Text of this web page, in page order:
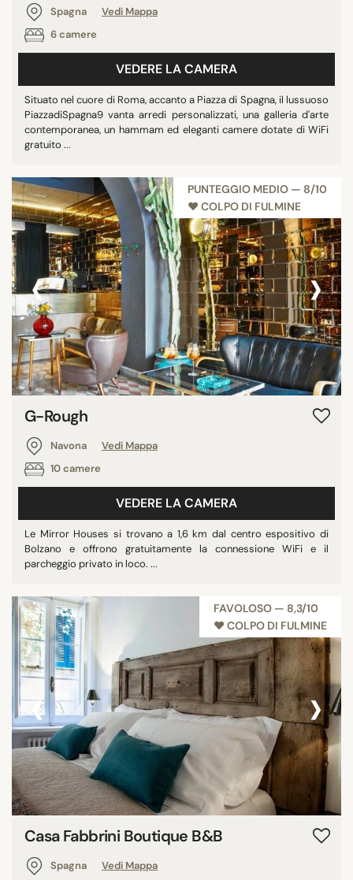
Spagna
Vedi Mappa
6 camere
VEDERE LA CAMERA
Situato nel cuore di Roma, accanto a Piazza di Spagna, il lussuoso
PiazzadiSpagna9 vanta arredi personalizzati, una galleria d'arte
contemporanea, un hammam ed eleganti camere dotate di WiFi
gratuito ...
PUNTEGGIO MEDIO — 8/10
♥︎ COLPO DI FULMINE
‹ ›
G-Rough
Navona
Vedi Mappa
10 camere
VEDERE LA CAMERA
Le Mirror Houses si trovano a 1,6 km dal centro espositivo di
Bolzano e offrono gratuitamente la connessione WiFi e il
parcheggio privato in loco. ...
FAVOLOSO — 8,3/10
♥︎ COLPO DI FULMINE
‹ ›
Casa Fabbrini Boutique B&B
Spagna
Vedi Mappa